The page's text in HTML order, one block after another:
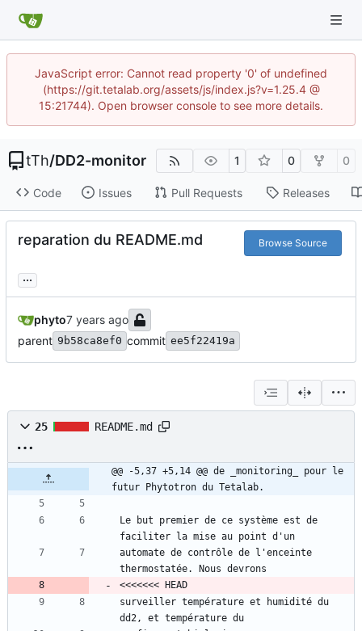
JavaScript error: Cannot read property '0' of undefined
(https://git.tetalab.org/assets/js/index.js?v=1.25.4 @
15:21744). Open browser console to see more details.
tTh/DD2-monitor 1 0 0
Code Issues Pull Requests Releases
reparation du README.md Browse Source
...
phyto
parent 9b58ca8ef0 commit ee5f22419a
25 README.md
@@ -5,37 +5,14 @@ de _monitoring_ pour le
futur Phytotron du Tetalab.
Le but premier de ce système est de
automate de contrôle de l'enceinte
surveiller température et humidité du